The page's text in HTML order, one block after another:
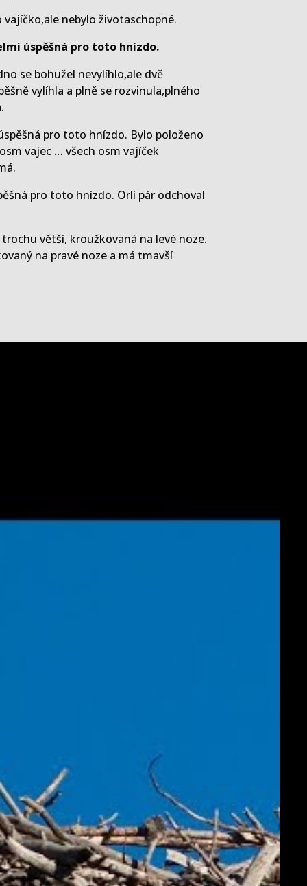
vajíčko,ale nebylo životaschopné.
úspěšná pro toto hnízdo.
se bohužel nevylíhlo,ale dvě
vylíhla a plně se rozvinula,plného
pro toto hnízdo. Bylo položeno
vajec … všech osm vajíček
pro toto hnízdo. Orlí pár odchoval
větší, kroužkovaná na levé noze.
na pravé noze a má tmavší